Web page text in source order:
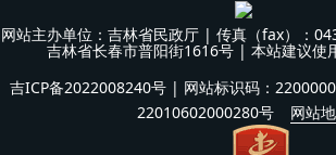
网站主办单位：吉林省民政厅 | 传真（fax）：
吉林省长春市普阳街1616号 | 本站建议使
吉ICP备2022008240号 | 网站标识码：
22010602000280号
网站